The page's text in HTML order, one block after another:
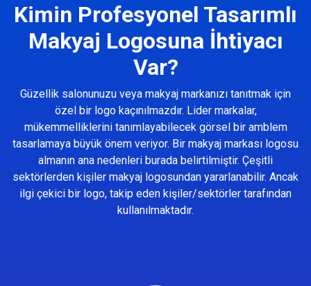
Kimin Profesyonel Tasarımlı
Makyaj Logosuna İhtiyacı
Var?
Güzellik salonunuzu veya makyaj markanızı tanıtmak için
özel bir logo kaçınılmazdır. Lider markalar,
mükemmelliklerini tanımlayabilecek görsel bir amblem
tasarlamaya büyük önem veriyor. Bir makyaj markası logosu
almanın ana nedenleri burada belirtilmiştir. Çeşitli
sektörlerden kişiler makyaj logosundan yararlanabilir. Ancak
ilgi çekici bir logo, takip eden kişiler/sektörler tarafından
kullanılmaktadır.